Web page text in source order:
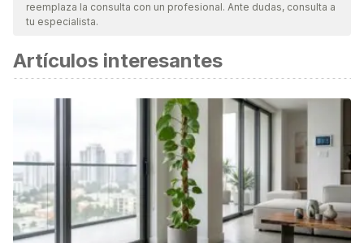
reemplaza la consulta con un profesional. Ante dudas, consulta a
tu especialista.
Artículos interesantes